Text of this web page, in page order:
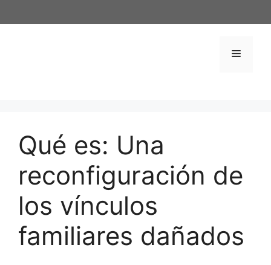
al
Menú
Qué es: Una
reconfiguración de
los vínculos
familiares dañados